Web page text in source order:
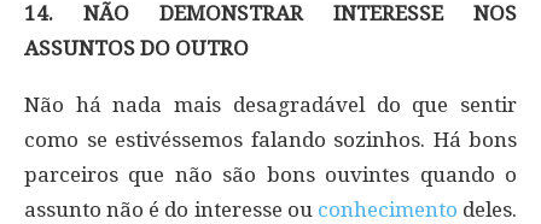
14. NÃO DEMONSTRAR INTERESSE NOS
ASSUNTOS DO OUTRO
Não há nada mais desagradável do que sentir
como se estivéssemos falando sozinhos. Há bons
parceiros que não são bons ouvintes quando o
assunto não é do interesse ou conhecimento deles.